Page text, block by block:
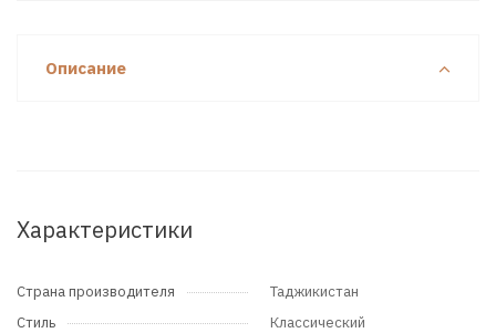
Описание
Характеристики
Страна производителя
Таджикистан
Стиль
Классический